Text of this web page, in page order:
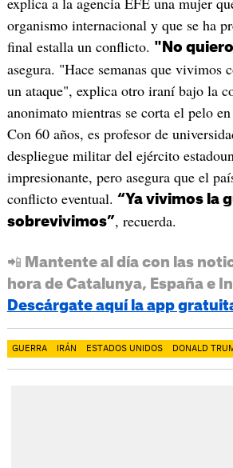
organismo internacional y que se ha
final estalla un conflicto. "No
asegura. "Hace semanas que vivimos
un ataque", explica otro iraní bajo la
anonimato mientras se corta el pelo
Con 60 años, es profesor de
despliegue militar del ejército
impresionante, pero asegura que el
conflicto eventual. “Ya vivimos la
sobrevivimos”, recuerda.
📲 Mantente al día con las
hora de Catalunya, España e
Descárgate aquí la app
GUERRA IRÁN ESTADOS UNIDOS DONALD